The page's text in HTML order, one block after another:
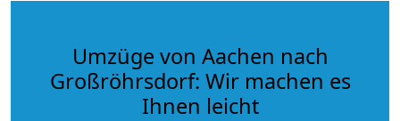
Umzüge von Aachen nach
Großröhrsdorf: Wir machen es
Ihnen leicht